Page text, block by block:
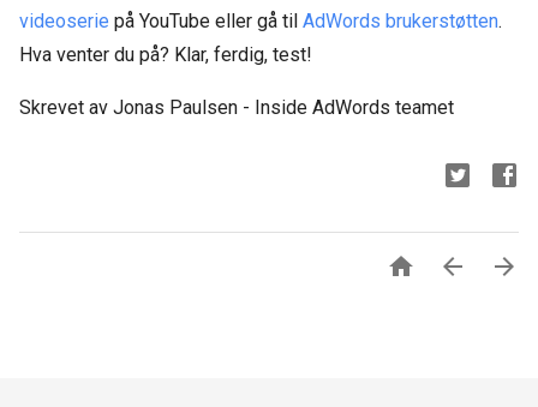
videoserie på YouTube eller gå til AdWords brukerstøtten.
Hva venter du på? Klar, ferdig, test!
Skrevet av Jonas Paulsen - Inside AdWords teamet
  